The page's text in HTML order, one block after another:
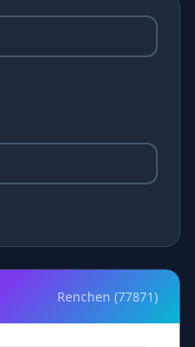
Renchen (77871)